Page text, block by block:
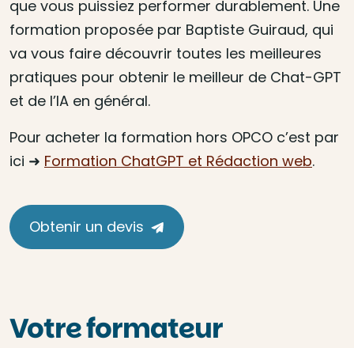
que vous puissiez performer durablement. Une
formation proposée par Baptiste Guiraud, qui
va vous faire découvrir toutes les meilleures
pratiques pour obtenir le meilleur de Chat-GPT
et de l’IA en général.
Pour acheter la formation hors OPCO c’est par
ici ➜ Formation ChatGPT et Rédaction web.
Obtenir un devis
Votre formateur